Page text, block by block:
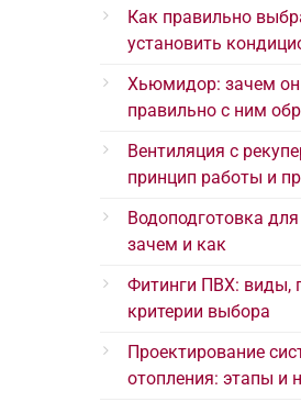
Как правильно
установить
Хьюмидор: зачем
правильно с ним
Вентиляция с
принцип работы и
Водоподготовка
зачем и как
Фитинги ПВХ: виды,
критерии выбора
Проектирование
отопления: этапы и